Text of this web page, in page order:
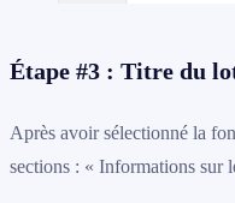
Étape #3 : Titre du
Après avoir sélectionné la
sections : « Informations sur